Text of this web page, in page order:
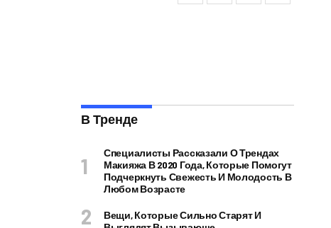
В Тренде
Специалисты Рассказали О Трендах
Макияжа В 2020 Года, Которые Помогут
Подчеркнуть Свежесть И Молодость В
Любом Возрасте
Вещи, Которые Сильно Старят И